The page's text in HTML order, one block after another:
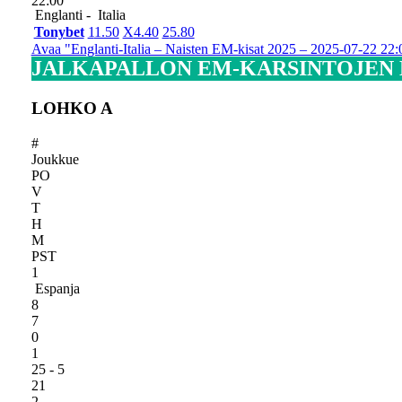
Englanti - Italia
Tonybet 11.50 X4.40 25.80
Avaa "Englanti-Italia – Naisten EM-kisat 2025 – 2025-07-22
JALKAPALLON EM-
LOHKO A
#
Joukkue
PO
V
T
H
M
PST
1
Espanja
8
7
0
1
25 - 5
21